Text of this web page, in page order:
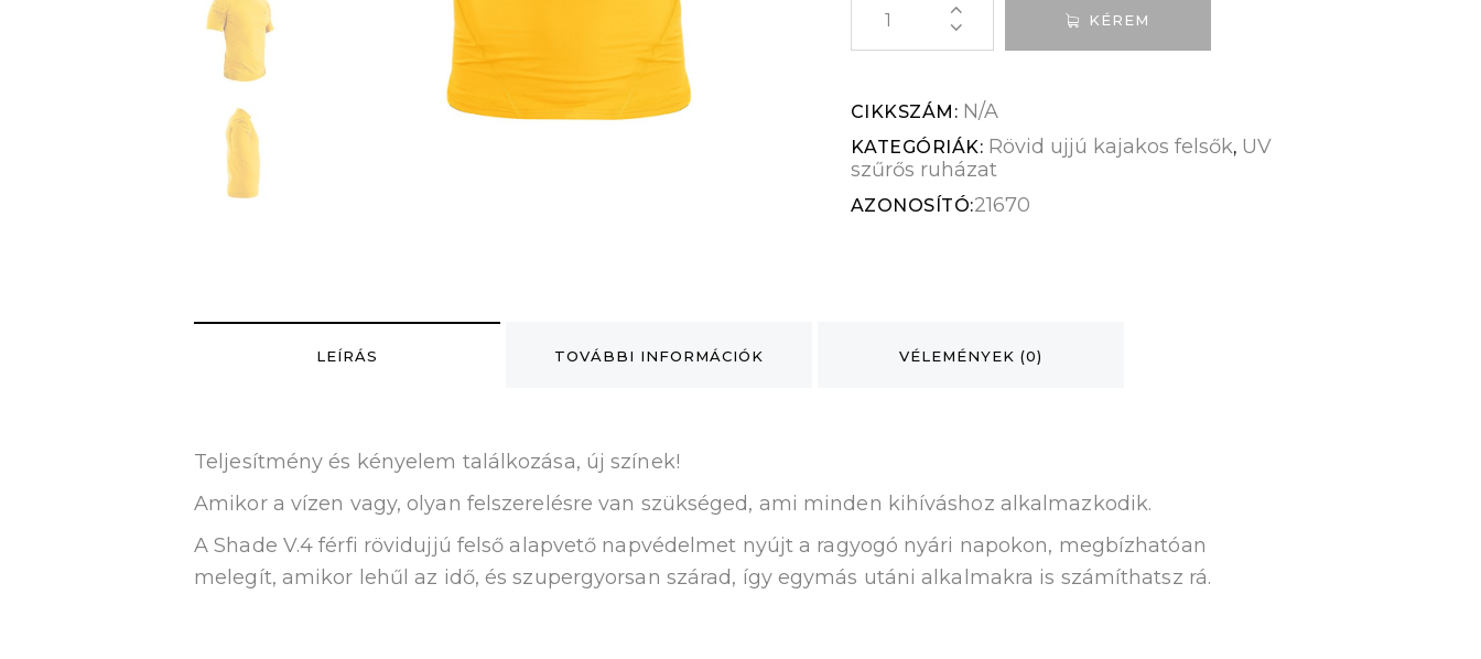
KÉREM
CIKKSZÁM: N/A
KATEGÓRIÁK: Rövid ujjú kajakos felsők, UV
szűrős ruházat
AZONOSÍTÓ:21670
LEÍRÁS TOVÁBBI INFORMÁCIÓK VÉLEMÉNYEK (0)
Teljesítmény és kényelem találkozása, új színek!
Amikor a vízen vagy, olyan felszerelésre van szükséged, ami minden kihíváshoz alkalmazkodik.
A Shade V.4 férfi rövidujjú felső alapvető napvédelmet nyújt a ragyogó nyári napokon, megbízhatóan
melegít, amikor lehűl az idő, és szupergyorsan szárad, így egymás utáni alkalmakra is számíthatsz rá.